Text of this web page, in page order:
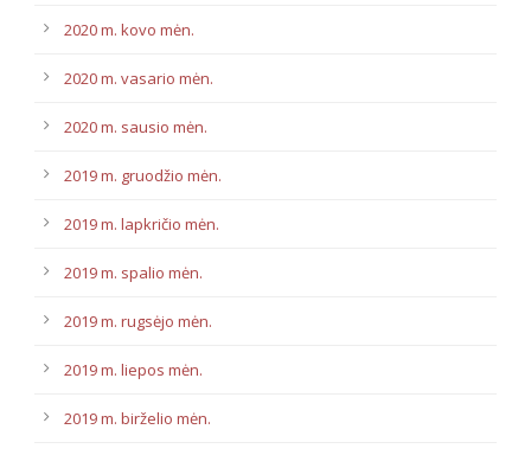
2020 m. kovo mėn.
2020 m. vasario mėn.
2020 m. sausio mėn.
2019 m. gruodžio mėn.
2019 m. lapkričio mėn.
2019 m. spalio mėn.
2019 m. rugsėjo mėn.
2019 m. liepos mėn.
2019 m. birželio mėn.